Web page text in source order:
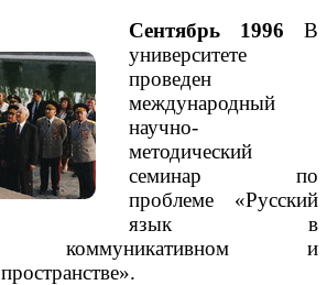
Сентябрь 1996 В
университете
проведен
международный
научно-
методический
семинар по
проблеме «Русский
язык в
коммуникативном и